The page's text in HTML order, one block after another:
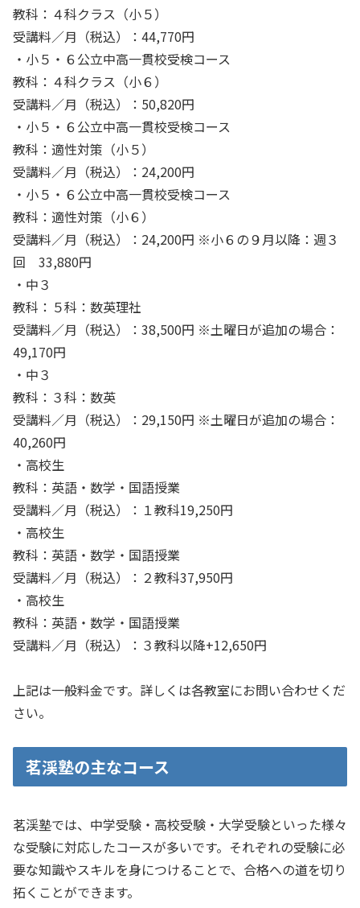
教科：４科クラス（小５）
受講料／月（税込）：44,770円
・小５・６公立中高一貫校受検コース
教科：４科クラス（小６）
受講料／月（税込）：50,820円
・小５・６公立中高一貫校受検コース
教科：適性対策（小５）
受講料／月（税込）：24,200円
・小５・６公立中高一貫校受検コース
教科：適性対策（小６）
受講料／月（税込）：24,200円 ※小６の９月以降：週３
回 33,880円
・中３
教科：５科：数英理社
受講料／月（税込）：38,500円 ※土曜日が追加の場合：
49,170円
・中３
教科：３科：数英
受講料／月（税込）：29,150円 ※土曜日が追加の場合：
40,260円
・高校生
教科：英語・数学・国語授業
受講料／月（税込）：１教科19,250円
・高校生
教科：英語・数学・国語授業
受講料／月（税込）：２教科37,950円
・高校生
教科：英語・数学・国語授業
受講料／月（税込）：３教科以降+12,650円
上記は一般料金です。詳しくは各教室にお問い合わせくだ
さい。
茗渓塾の主なコース
茗渓塾では、中学受験・高校受験・大学受験といった様々
な受験に対応したコースが多いです。それぞれの受験に必
要な知識やスキルを身につけることで、合格への道を切り
拓くことができます。